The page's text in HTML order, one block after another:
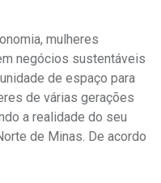
mulheres
negócios sustentáveis
de espaço para
de várias gerações
a realidade do seu
de Minas. De acordo